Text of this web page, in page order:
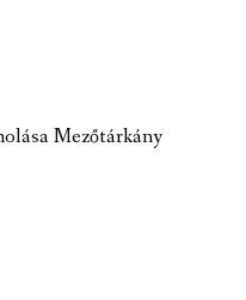
Mezőtárkány